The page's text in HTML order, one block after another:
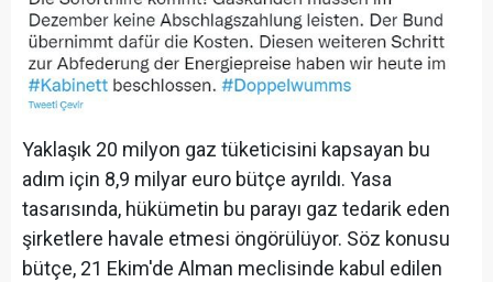
Yaklaşık 20 milyon gaz tüketicisini kapsayan bu
adım için 8,9 milyar euro bütçe ayrıldı. Yasa
tasarısında, hükümetin bu parayı gaz tedarik eden
şirketlere havale etmesi öngörülüyor. Söz konusu
bütçe, 21 Ekim'de Alman meclisinde kabul edilen